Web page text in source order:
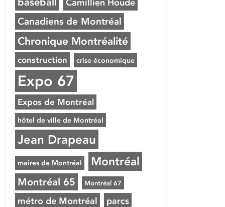
Camillien Houde
Canadiens de Montréal
Chronique Montréalité
construction crise économique
Expo 67
Expos de Montréal
hôtel de ville de Montréal
Jean Drapeau
maires de Montréal Montréal
Montréal 65 Montréal 67
métro de Montréal parcs